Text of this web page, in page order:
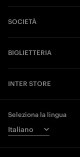
SOCIETÀ
BIGLIETTERIA
INTER STORE
Seleziona la lingua